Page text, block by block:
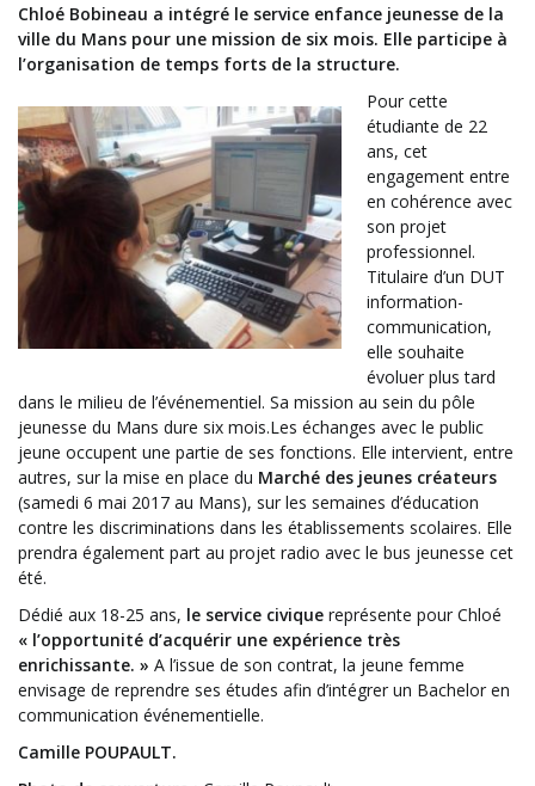
Chloé Bobineau a intégré le service enfance jeunesse de la
ville du Mans pour une mission de six mois. Elle participe à
l’organisation de temps forts de la structure.
Pour cette
étudiante de 22
ans, cet
engagement entre
en cohérence avec
son projet
professionnel.
Titulaire d’un DUT
information-
communication,
elle souhaite
évoluer plus tard
dans le milieu de l’événementiel. Sa mission au sein du pôle
jeunesse du Mans dure six mois.Les échanges avec le public
jeune occupent une partie de ses fonctions. Elle intervient, entre
autres, sur la mise en place du Marché des jeunes créateurs
(samedi 6 mai 2017 au Mans), sur les semaines d’éducation
contre les discriminations dans les établissements scolaires. Elle
prendra également part au projet radio avec le bus jeunesse cet
été.
Dédié aux 18-25 ans, le service civique représente pour Chloé
« l’opportunité d’acquérir une expérience très
enrichissante. » A l’issue de son contrat, la jeune femme
envisage de reprendre ses études afin d’intégrer un Bachelor en
communication événementielle.
Camille POUPAULT.